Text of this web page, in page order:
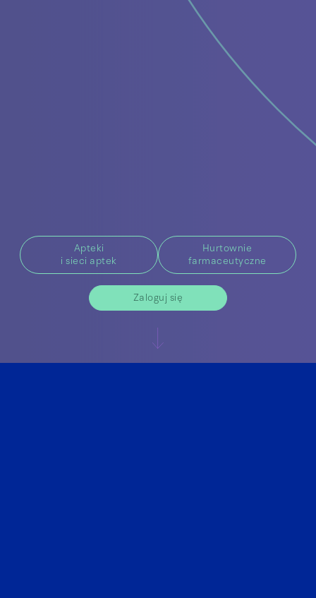
Apteki
i sieci aptek
Hurtownie
farmaceutyczne
Zaloguj się